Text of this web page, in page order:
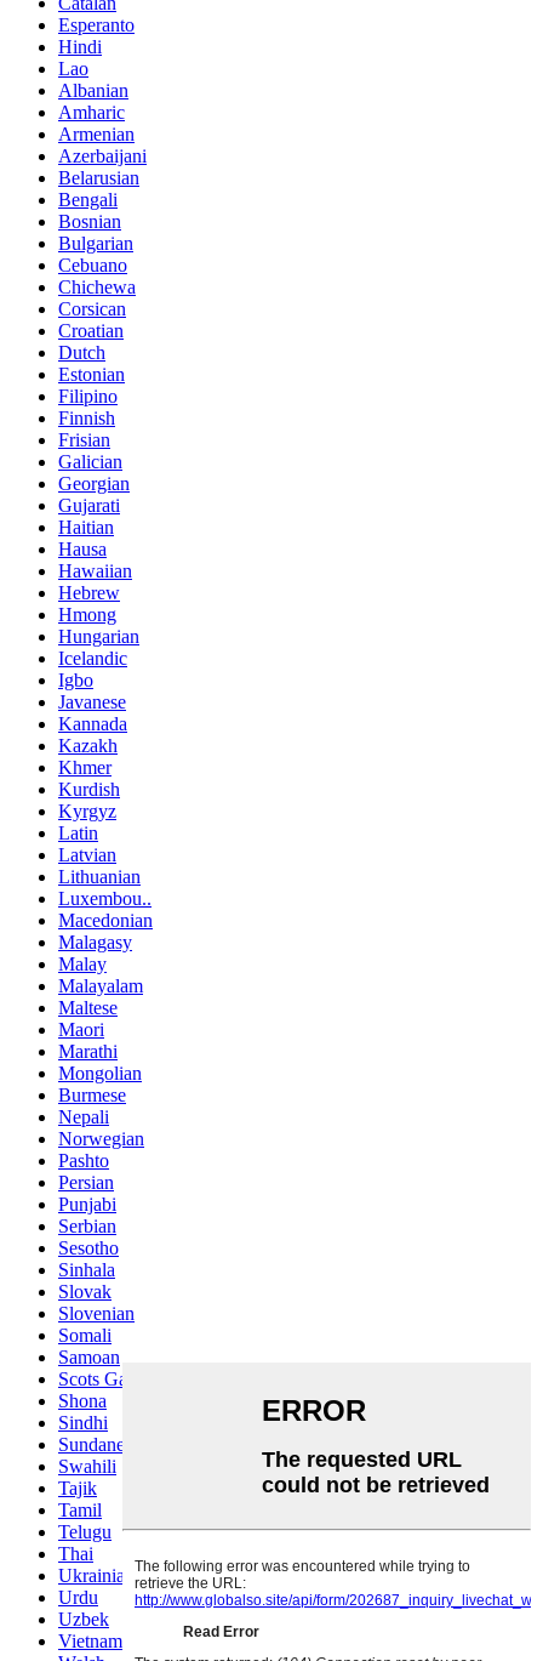
Esperanto
Hindi
Lao
Albanian
Amharic
Armenian
Azerbaijani
Belarusian
Bengali
Bosnian
Bulgarian
Cebuano
Chichewa
Corsican
Croatian
Dutch
Estonian
Filipino
Finnish
Frisian
Galician
Georgian
Gujarati
Haitian
Hausa
Hawaiian
Hebrew
Hmong
Hungarian
Icelandic
Igbo
Javanese
Kannada
Kazakh
Khmer
Kurdish
Kyrgyz
Latin
Latvian
Lithuanian
Luxembou..
Macedonian
Malagasy
Malay
Malayalam
Maltese
Maori
Marathi
Mongolian
Burmese
Nepali
Norwegian
Pashto
Persian
Punjabi
Serbian
Sesotho
Sinhala
Slovak
Slovenian
Somali
Samoan
Scots Gaelic
Shona
Sindhi
Sundanese
Swahili
Tajik
Tamil
Telugu
Thai
Ukrainian
Urdu
Uzbek
Vietnamese